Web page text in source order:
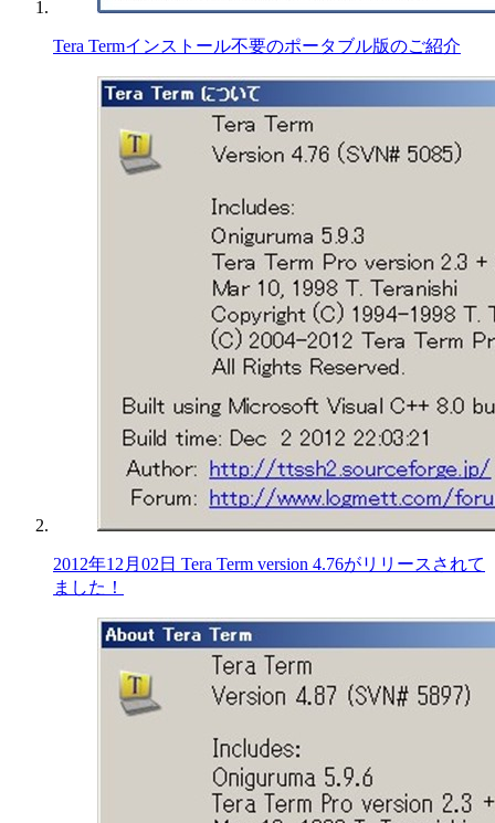
Tera Termインストール不要のポータブル版のご紹介
2012年12月02日 Tera Term version 4.76がリリースされて
ました！